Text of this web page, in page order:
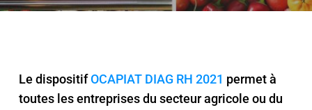
Le dispositifOCAPIAT DIAG RH 2021 permet à
toutes les entreprises du secteur agricole ou du